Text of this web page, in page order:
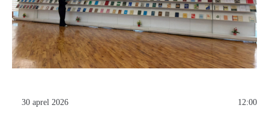
30 aprel 2026 12:00